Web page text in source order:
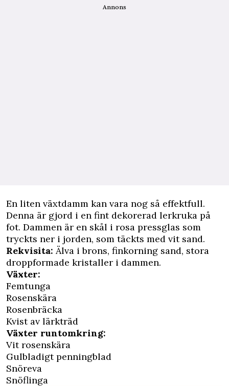
Annons
En liten växtdamm kan vara nog så effektfull.
Denna är gjord i en fint dekorerad lerkruka på
fot. Dammen är en skål i rosa pressglas som
tryckts ner i jorden, som täckts med vit sand.
Rekvisita: Älva i brons, finkorning sand, stora
droppformade kristaller i dammen.
Växter:
Femtunga
Rosenskära
Rosenbräcka
Kvist av lärkträd
Växter runtomkring:
Vit rosenskära
Gulbladigt penningblad
Snöreva
Snöflinga